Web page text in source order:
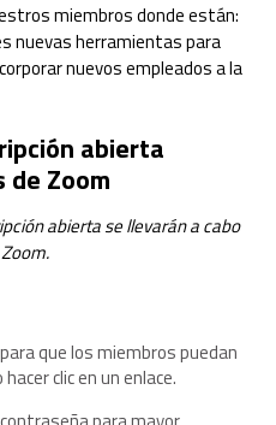
miembros donde están:
nuevas herramientas para
nuevos empleados a la
abierta
Zoom
abierta se llevarán a cabo
que los miembros puedan
clic en un enlace.